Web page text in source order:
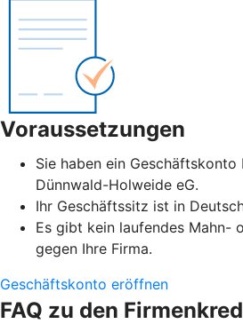
Voraussetzungen
Sie haben ein
Dünnwald-Holweide eG.
Ihr Geschäftssitz ist in
Es gibt kein laufendes Mahn-
gegen Ihre Firma.
Geschäftskonto eröffnen
FAQ zu den